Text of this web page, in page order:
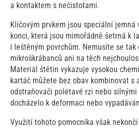
a kontaktem s nečistotami.
Klíčovým prvkem jsou speciální jemná
konci, která jsou mimořádně šetrná k
i leštěným povrchům. Nemusíte se tak
mikroškrábanců ani na těch
Materiál štětin vykazuje vysokou
kartáč můžete bez obav kombinovat
odstraňovači polétavé rzi nebo
docházelo k deformaci nebo
Využití tohoto pomocníka však